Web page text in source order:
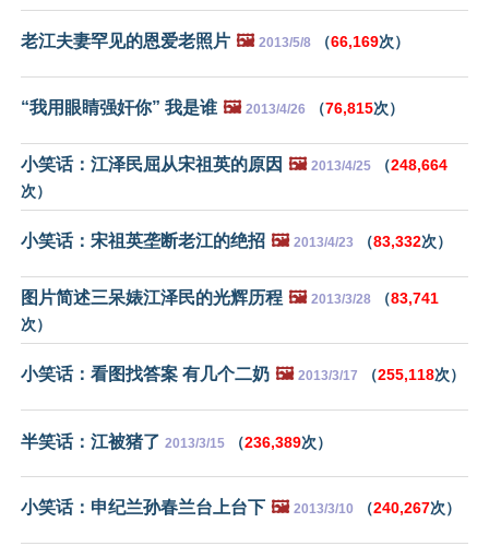
老江夫妻罕见的恩爱老照片 🖼️ 2013/5/8 （66,169次）
“我用眼睛强奸你” 我是谁 🖼️ 2013/4/26 （76,815次）
小笑话：江泽民屈从宋祖英的原因 🖼️ 2013/4/25 （248,664
次）
小笑话：宋祖英垄断老江的绝招 🖼️ 2013/4/23 （83,332次）
图片简述三呆婊江泽民的光辉历程 🖼️ 2013/3/28 （83,741
次）
小笑话：看图找答案 有几个二奶 🖼️ 2013/3/17 （255,118次）
半笑话：江被猪了 2013/3/15 （236,389次）
小笑话：申纪兰孙春兰台上台下 🖼️ 2013/3/10 （240,267次）